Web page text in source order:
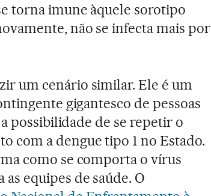
torna imune àquele sorotipo
não se infecta mais por
um cenário similar. Ele é um
gigantesco de pessoas
possibilidade de se repetir o
com a dengue tipo 1 no Estado.
como se comporta o vírus
equipes de saúde. O